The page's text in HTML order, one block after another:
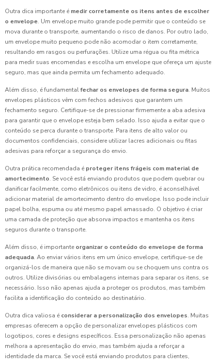
Outra dica importante é medir corretamente os itens antes de escolher
o envelope. Um envelope muito grande pode permitir que o conteúdo se
mova durante o transporte, aumentando o risco de danos. Por outro lado,
um envelope muito pequeno pode não acomodar o item corretamente,
resultando em rasgos ou perfurações. Utilize uma régua ou fita métrica
para medir suas encomendas e escolha um envelope que ofereça um ajuste
seguro, mas que ainda permita um fechamento adequado.
Além disso, é fundamentalfechar os envelopes de forma segura. Muitos
envelopes plásticos vêm com fechos adesivos que garantem um
fechamento seguro. Certifique-se de pressionar firmemente a aba adesiva
para garantir que o envelope esteja bem selado. Isso ajuda a evitar que o
conteúdo se perca durante o transporte. Para itens de alto valor ou
documentos confidenciais, considere utilizar lacres adicionais ou fitas
adesivas para reforçar a segurança do envio.
Outra prática recomendada é proteger itens frágeis com material de
amortecimento. Se você está enviando produtos que podem quebrar ou
danificar facilmente, como eletrônicos ou itens de vidro, é aconselhável
adicionar material de amortecimento dentro do envelope. Isso pode incluir
papel bolha, espuma ou até mesmo papel amassado. O objetivo é criar
uma camada de proteção que absorva impactos e mantenha os itens
seguros durante o transporte.
Além disso, é importante organizar o conteúdo do envelope de forma
adequada. Ao enviar vários itens em um único envelope, certifique-se de
organizá-los de maneira que não se movam ou se choquem uns contra os
outros. Utilize divisórias ou embalagens internas para separar os itens, se
necessário. Isso não apenas ajuda a proteger os produtos, mas também
facilita a identificação do conteúdo ao destinatário.
Outra dica valiosa é considerar a personalização dos envelopes. Muitas
empresas oferecem a opção de personalizar envelopes plásticos com
logotipos, cores e designs específicos. Essa personalização não apenas
melhora a apresentação do envio, mas também ajuda a reforçar a
identidade da marca. Se você está enviando produtos para clientes,